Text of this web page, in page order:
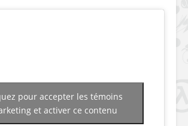
pour accepter les témoins
et activer ce contenu